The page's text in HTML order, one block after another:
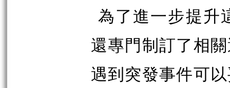
為了進一步提升
還專門制訂了相
遇到突發事件可